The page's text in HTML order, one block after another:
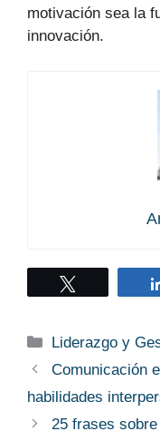
motivación sea la
innovación.
Categorías
Liderazgo y
Comunicación
habilidades
25 frases